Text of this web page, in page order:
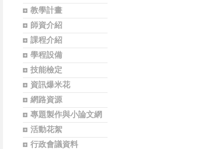
教學計畫
師資介紹
課程介紹
學程設備
技能檢定
資訊爆米花
網路資源
專題製作與小論文網
活動花絮
行政會議資料